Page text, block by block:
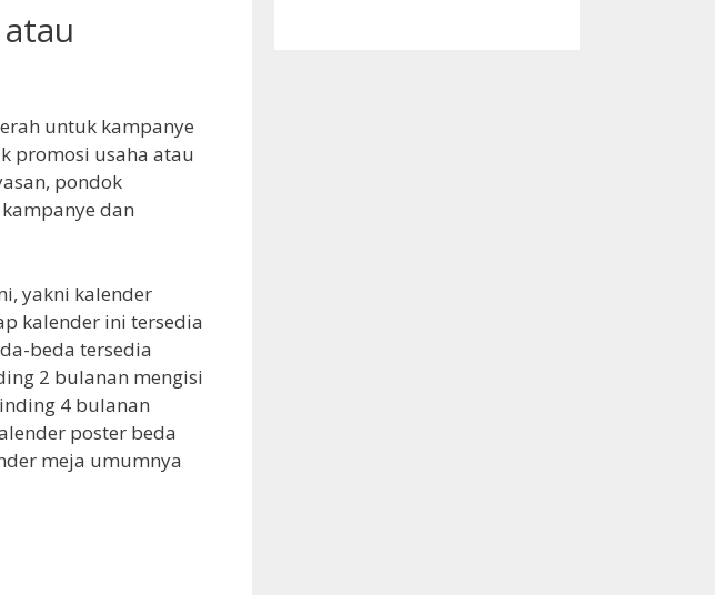
untuk kampanye
promosi usaha atau
pondok
dan
yakni kalender
kalender ini tersedia
beda tersedia
2 bulanan mengisi
4 bulanan
poster beda
meja umumnya